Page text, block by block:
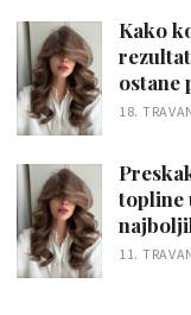
Kako
ostane
18.
topline
11.